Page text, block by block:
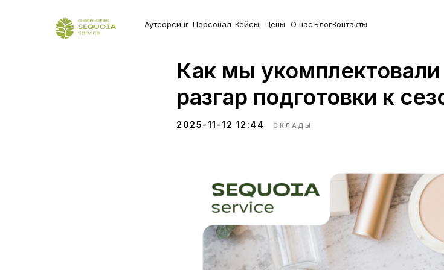
Аутсорсинг Персонал Кейсы Цены О насБлогКонтакты
Как мы укомплектовали
разгар подготовки к
2025-11-12 12:44 СКЛАДЫ